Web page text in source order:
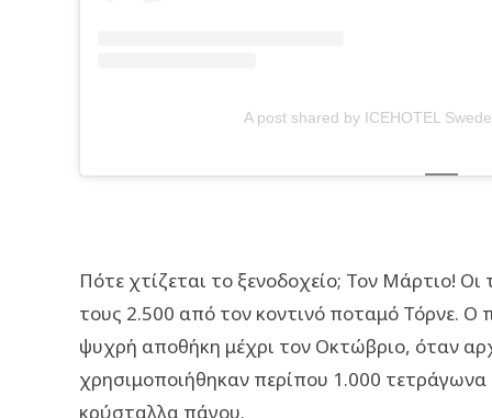
A post shared by ICEHOTEL
Πότε χτίζεται το ξενοδοχείο; Τον Μάρτιο!
τους 2.500 από τον κοντινό ποταμό Τόρνε. Ο
ψυχρή αποθήκη μέχρι τον Οκτώβριο, όταν
χρησιμοποιήθηκαν περίπου 1.000 τετράγωνα
κρύσταλλα πάγου.